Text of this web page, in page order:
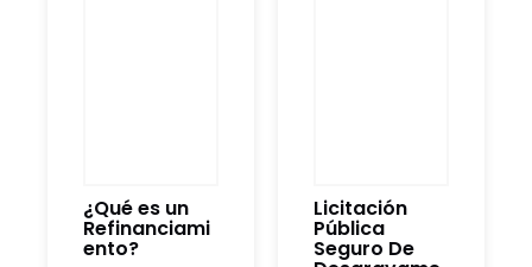
¿Qué es un
Refinanciami
ento?
Licitación
Pública
Seguro De